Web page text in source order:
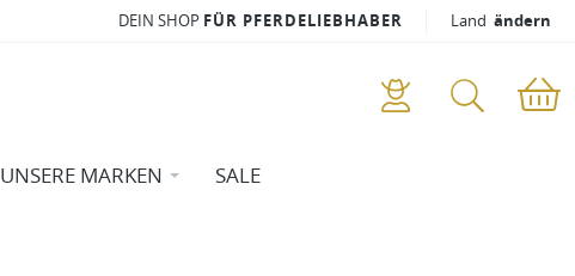
DEIN SHOP FÜR PFERDELIEBHABER Land ändern
UNSERE MARKEN SALE